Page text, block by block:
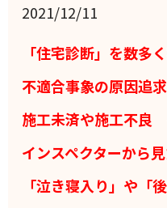
2021/12/11
「住宅診断」を数多
不適合事象の原因追
施工未済や施工不良
インスペクターから
「泣き寝入り」や「